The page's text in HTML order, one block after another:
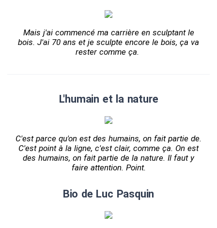
Mais j'ai commencé ma carrière en sculptant le
bois. J'ai 70 ans et je sculpte encore le bois, ça va
rester comme ça.
L'humain et la nature
C'est parce qu'on est des humains, on fait partie de.
C'est point à la ligne, c'est clair, comme ça. On est
des humains, on fait partie de la nature. Il faut y
faire attention. Point.
Bio de Luc Pasquin